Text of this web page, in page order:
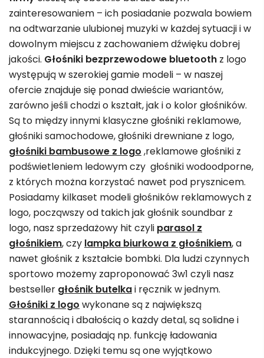
zainteresowaniem – ich posiadanie pozwala bowiem
na odtwarzanie ulubionej muzyki w każdej sytuacji i w
dowolnym miejscu z zachowaniem dźwięku dobrej
jakości. Głośniki bezprzewodowe bluetooth z logo
występują w szerokiej gamie modeli – w naszej
ofercie znajduje się ponad dwieście wariantów,
zarówno jeśli chodzi o kształt, jak i o kolor głośników.
Są to między innymi klasyczne głośniki reklamowe,
głośniki samochodowe, głośniki drewniane z logo,
głośniki bambusowe z logo ,reklamowe głośniki z
podświetleniem ledowym czy głośniki wodoodporne,
z których można korzystać nawet pod prysznicem.
Posiadamy kilkaset modeli głośników reklamowych z
logo, począwszy od takich jak głośnik soundbar z
logo, nasz sprzedażowy hit czyli parasol z
głośnikiem, czy lampka biurkowa z głośnikiem, a
nawet głośnik z kształcie bombki. Dla ludzi czynnych
sportowo możemy zaproponować 3w1 czyli nasz
bestseller głośnik butelkai ręcznik w jednym.
Głośniki z logo wykonane są z największą
starannością i dbałością o każdy detal, są solidne i
innowacyjne, posiadają np. funkcję ładowania
indukcyjnego. Dzięki temu są one wyjątkowo